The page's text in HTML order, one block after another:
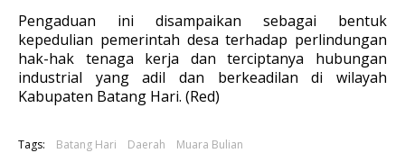
Pengaduan ini disampaikan sebagai bentuk
kepedulian pemerintah desa terhadap perlindungan
hak-hak tenaga kerja dan terciptanya hubungan
industrial yang adil dan berkeadilan di wilayah
Kabupaten Batang Hari. (Red)
Tags: Batang Hari Daerah Muara Bulian